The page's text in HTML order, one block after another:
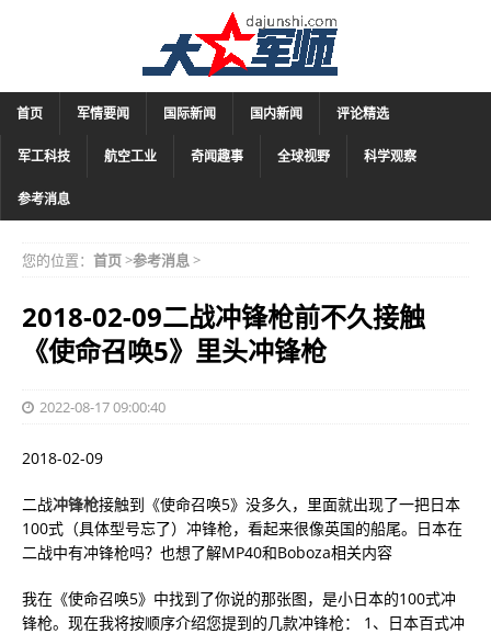
首页 军情要闻 国际新闻 国内新闻 评论精选
军工科技 航空工业 奇闻趣事 全球视野 科学观察
参考消息
您的位置： 首页>参考消息>
2018-02-09二战冲锋枪前不久接触
《使命召唤5》里头冲锋枪
2022-08-17 09:00:40
2018-02-09
二战冲锋枪接触到《使命召唤5》没多久，里面就出现了一把日本
100式（具体型号忘了）冲锋枪，看起来很像英国的船尾。日本在
二战中有冲锋枪吗？也想了解MP40和Boboza相关内容
我在《使命召唤5》中找到了你说的那张图，是小日本的100式冲
锋枪。现在我将按顺序介绍您提到的几款冲锋枪： 1、日本百式冲